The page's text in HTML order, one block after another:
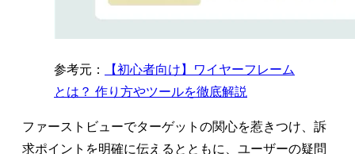
参考元：
【初心者向け】ワイヤーフレーム
とは？ 作り方やツールを徹底解説
ファーストビューでターゲットの関心を惹きつけ、訴
求ポイントを明確に伝えるとともに、ユーザーの疑問